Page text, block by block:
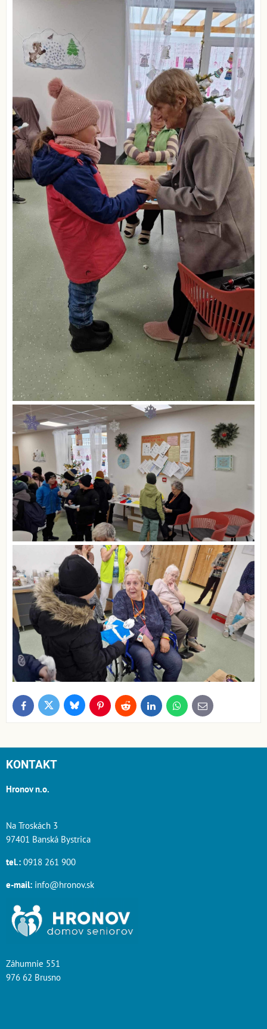
FacebookTwitter BlueskyPinterestReddit LinkedInWhatsApp
E-
mail
KONTAKT
Hronov n.o.
Na Troskách 3
97401 Banská Bystrica
tel.: 0918 261 900
e-mail: info@hronov.sk
Záhumnie 551
976 62 Brusno